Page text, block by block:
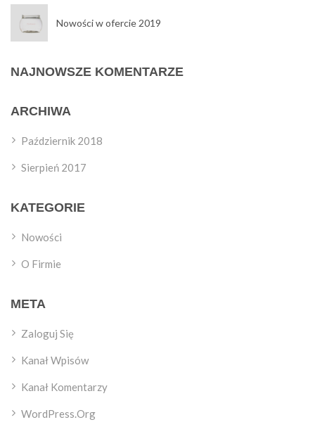
Nowości w ofercie 2019
NAJNOWSZE KOMENTARZE
ARCHIWA
Październik 2018
Sierpień 2017
KATEGORIE
Nowości
O Firmie
META
Zaloguj Się
Kanał Wpisów
Kanał Komentarzy
WordPress.org